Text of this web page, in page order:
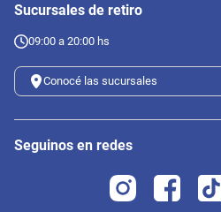
Sucursales de retiro
09:00 a 20:00 hs
Conocé las sucursales
Seguinos en redes